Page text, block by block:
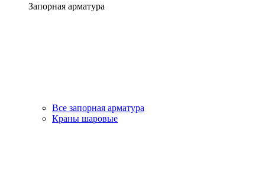
Запорная арматура
Все запорная арматура
Краны шаровые